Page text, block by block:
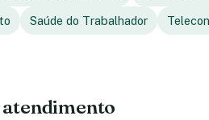
Saúde do Trabalhador